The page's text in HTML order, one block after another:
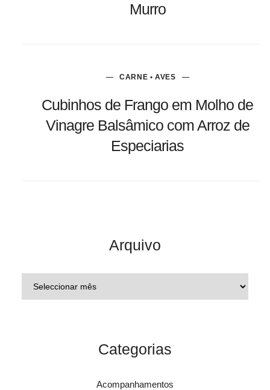
Murro
CARNE • AVES
Cubinhos de Frango em Molho de
Vinagre Balsâmico com Arroz de
Especiarias
Arquivo
Categorias
Acompanhamentos